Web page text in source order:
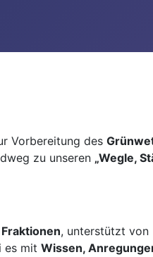
Vorbereitung des
zu unseren „Wegle,
, unterstützt von
es mit Wissen,